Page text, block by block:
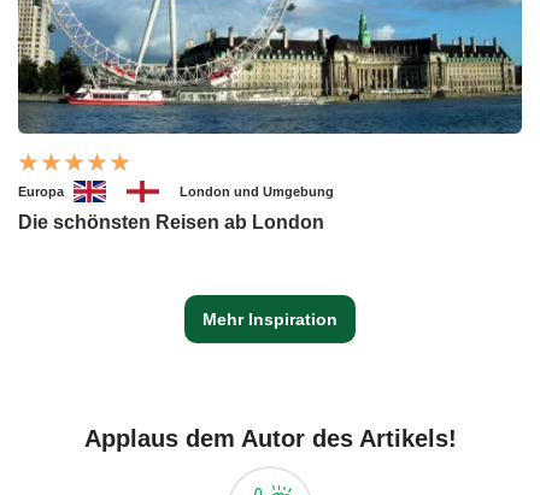
Europa London und Umgebung
Die schönsten Reisen ab London
Mehr Inspiration
Applaus dem Autor des Artikels!